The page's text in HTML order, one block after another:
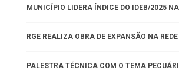
MUNICÍPIO LIDERA ÍNDICE DO IDEB/2025
RGE REALIZA OBRA DE EXPANSÃO NA
PALESTRA TÉCNICA COM O TEMA